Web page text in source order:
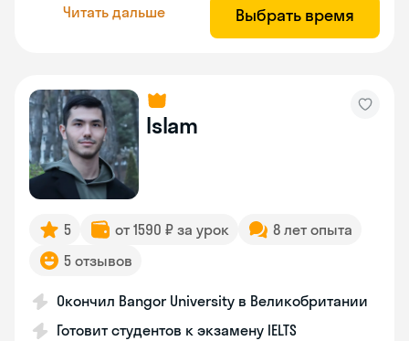
Читать дальше Выбрать время
Islam
5 от 1590 ₽ за урок
8 лет опыта
5 отзывов
Окончил Bangor University в Великобритании
Готовит студентов к экзамену IELTS